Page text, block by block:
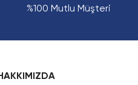
%100 Mutlu Müşteri
HAKKIMIZDA